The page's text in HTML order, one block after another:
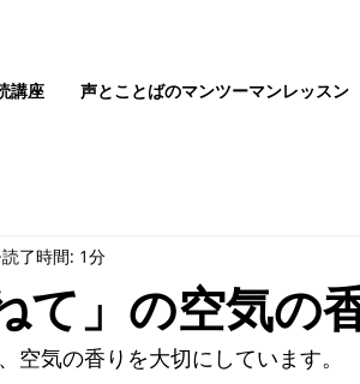
講座 声とことばのマンツーマンレッスン
て」の空気の
読了時間: 1分
空気の香りを大切にしています。